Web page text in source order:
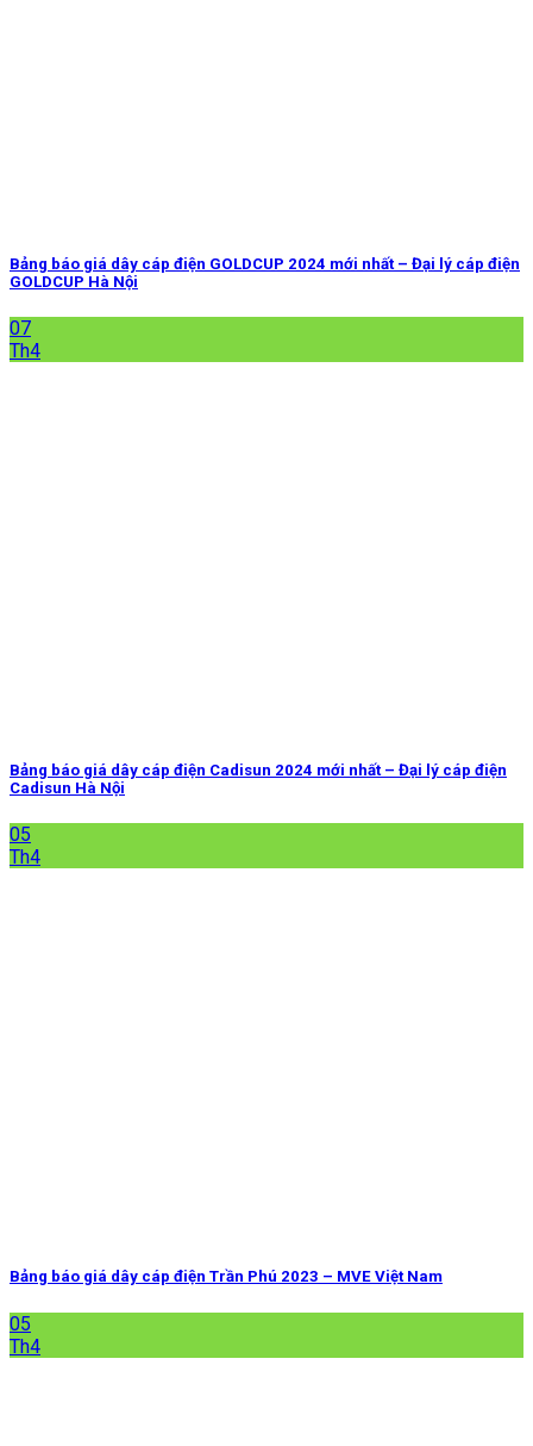
Bảng báo giá dây cáp điện GOLDCUP 2024 mới nhất – Đại lý cáp điện
GOLDCUP Hà Nội
07
Th4
Bảng báo giá dây cáp điện Cadisun 2024 mới nhất – Đại lý cáp điện
Cadisun Hà Nội
05
Th4
Bảng báo giá dây cáp điện Trần Phú 2023 – MVE Việt Nam
05
Th4